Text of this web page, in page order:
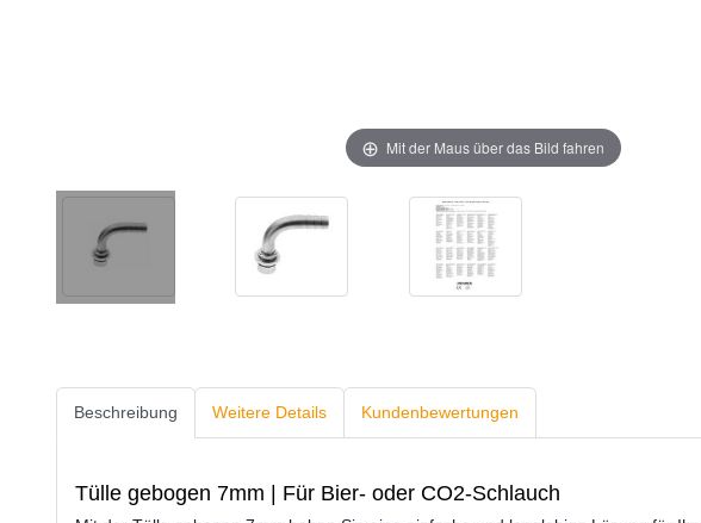
Mit der Maus über das Bild fahren
Beschreibung Weitere Details Kundenbewertungen
Tülle gebogen 7mm | Für Bier- oder CO2-Schlauch